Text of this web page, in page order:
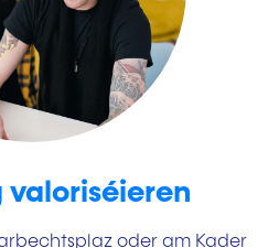
valoriséieren
oder am Kader